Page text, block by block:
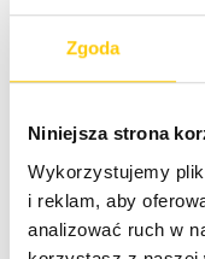
Zgoda
Niniejsza strona
Wykorzystujemy
i reklam, aby
analizować ruch w
Czytaj również:
Testy
opieka
największych